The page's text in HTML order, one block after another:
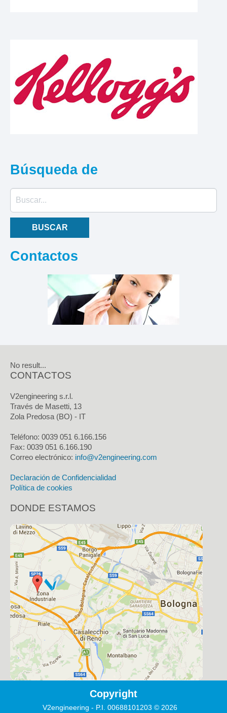
Búsqueda de
BUSCAR
Contactos
No result...
CONTACTOS
V2engineering s.r.l.
Través de Masetti, 13
Zola Predosa (BO) - IT
Teléfono: 0039 051 6.166.156
Fax: 0039 051 6.166.190
Correo electrónico: info@v2engineering.com
Declaración de Confidencialidad
Política de cookies
DONDE ESTAMOS
Copyright
V2engineering - P.I. 00688101203 © 2026